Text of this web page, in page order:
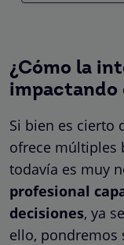
¿Cómo la
impactando
Si bien es cierto
ofrece múltiples
todavía es muy
profesional
decisiones, ya
ello, pondremos